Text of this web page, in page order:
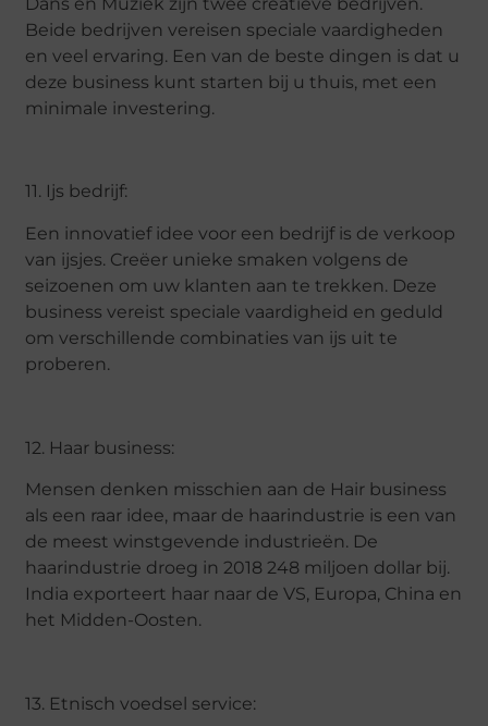
Beide bedrijven vereisen speciale vaardigheden
en veel ervaring. Een van de beste dingen is dat u
deze business kunt starten bij u thuis, met een
minimale investering.
11. Ijs bedrijf:
Een innovatief idee voor een bedrijf is de verkoop
van ijsjes. Creëer unieke smaken volgens de
seizoenen om uw klanten aan te trekken. Deze
business vereist speciale vaardigheid en geduld
om verschillende combinaties van ijs uit te
proberen.
12. Haar business:
Mensen denken misschien aan de Hair business
als een raar idee, maar de haarindustrie is een van
de meest winstgevende industrieën. De
haarindustrie droeg in 2018 248 miljoen dollar bij.
India exporteert haar naar de VS, Europa, China en
het Midden-Oosten.
13. Etnisch voedsel service: